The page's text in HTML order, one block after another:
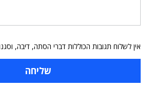
אין לשלוח תגובות הכוללות דברי הסתה, דיבה,